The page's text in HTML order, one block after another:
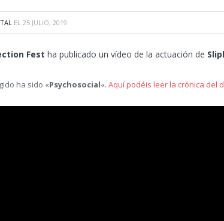
EL 25 JULIO, 2019
Fest ha publicado un vídeo de la actuación de
ha sido «Psychosocial«. Aquí podéis leer la crónica del